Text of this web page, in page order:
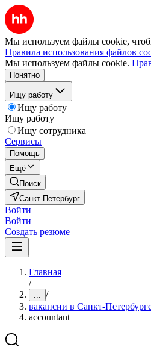
Мы используем файлы cookie,
Правила использования файлов
Мы используем файлы cookie.
Понятно
Ищу работу
Ищу работу
Ищу работу
Ищу сотрудника
Сервисы
Помощь
Ещё
Поиск
Санкт-Петербург
Войти
Войти
Создать резюме
Главная
/
... /
вакансии в Санкт-
accountant